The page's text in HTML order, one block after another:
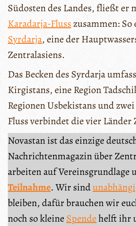
Südosten des Landes, fließt er
Karadarja-Flusszusammen:
Syrdarja, eine der
Zentralasiens.
Das Becken des Syrdarja
Kirgistans, eine Region
Regionen Usbekistans und
Fluss verbindet die vier Länder
Novastan ist das einzige
Nachrichtenmagazin über
arbeiten auf Vereinsgrundlage
Teilnahme. Wir sind
bleiben, dafür brauchen wir
noch so kleine Spendehelft ihr